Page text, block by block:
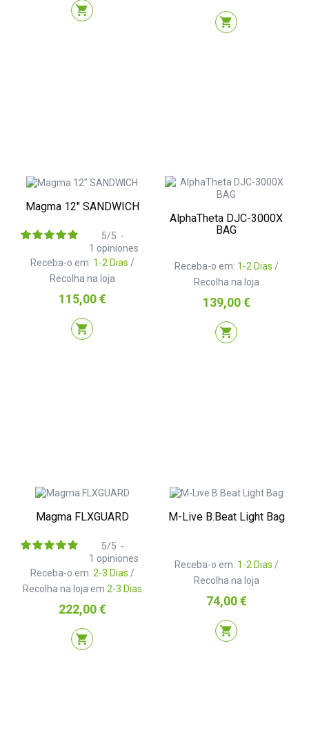
shopping_cart
shopping_cart
Magma 12" SANDWICH
Receba-o em: 1-2 Dias /
Recolha na loja
5/5 -
1 opiniones
Preço
115,00 €
shopping_cart
AlphaTheta DJC-3000X
BAG
Receba-o em: 1-2 Dias /
Recolha na loja
Preço
139,00 €
shopping_cart
Magma FLXGUARD
Receba-o em: 2-3 Dias /
Recolha na loja em 2-3 Dias
5/5 -
1 opiniones
Preço
222,00 €
shopping_cart
M-Live B.Beat Light Bag
Receba-o em: 1-2 Dias /
Recolha na loja
Preço
74,00 €
shopping_cart